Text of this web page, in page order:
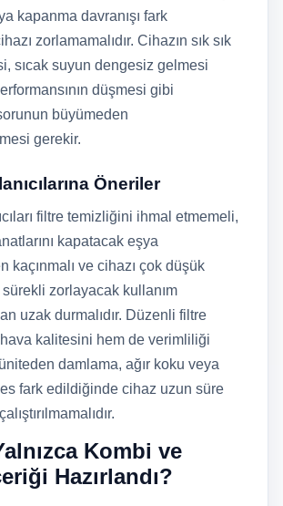
kapanma davranışı fark
zorlamamalıdır. Cihazın sık sık
sıcak suyun dengesiz gelmesi
düşmesi gibi
büyümeden
gerekir.
Öneriler
filtre temizliğini ihmal etmemeli,
kapatacak eşya
kaçınmalı ve cihazı çok düşük
sürekli zorlayacak kullanım
uzak durmalıdır. Düzenli filtre
hava kalitesini hem de verimliliği
damlama, ağır koku veya
fark edildiğinde cihaz uzun süre
Kombi ve
Hazırlandı?